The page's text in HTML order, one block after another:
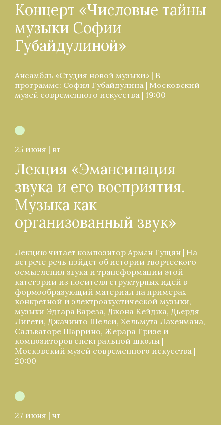
Концерт «Числовые тайны
музыки Софии
Губайдулиной»
Ансамбль «Студия новой музыки» | В
программе: София Губайдулина | Московский
музей современного искусства | 19:00
25 июня | вт
Лекция «Эмансипация
звука и его восприятия.
Музыка как
организованный звук»
Лекцию читает композитор Арман Гущян | На
встрече речь пойдет об истории творческого
осмысления звука и трансформации этой
категории из носителя структурных идей в
формообразующий материал на примерах
конкретной и электроакустической музыки,
музыки Эдгара Вареза, Джона Кейджа, Дьердя
Лигети, Джачинто Шелси, Хельмута Лахенмана,
Сальваторе Шаррино, Жерара Гризе и
композиторов спектральной школы |
Московский музей современного искусства |
20:00
27 июня | чт